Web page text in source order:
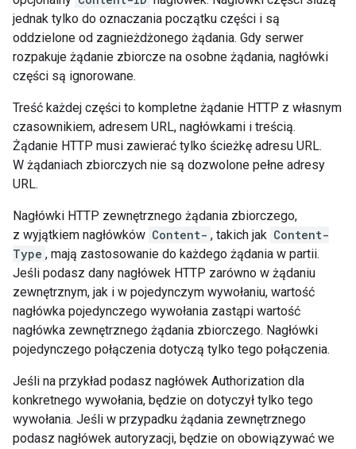
jednak tylko do oznaczania początku części i są
oddzielone od zagnieżdżonego żądania. Gdy serwer
rozpakuje żądanie zbiorcze na osobne żądania, nagłówki
części są ignorowane.
Treść każdej części to kompletne żądanie HTTP z własnym
czasownikiem, adresem URL, nagłówkami i treścią.
Żądanie HTTP musi zawierać tylko ścieżkę adresu URL.
W żądaniach zbiorczych nie są dozwolone pełne adresy
URL.
Nagłówki HTTP zewnętrznego żądania zbiorczego,
z wyjątkiem nagłówków Content- , takich jak Content-
Type , mają zastosowanie do każdego żądania w partii.
Jeśli podasz dany nagłówek HTTP zarówno w żądaniu
zewnętrznym, jak i w pojedynczym wywołaniu, wartość
nagłówka pojedynczego wywołania zastąpi wartość
nagłówka zewnętrznego żądania zbiorczego. Nagłówki
pojedynczego połączenia dotyczą tylko tego połączenia.
Jeśli na przykład podasz nagłówek Authorization dla
konkretnego wywołania, będzie on dotyczył tylko tego
wywołania. Jeśli w przypadku żądania zewnętrznego
podasz nagłówek autoryzacji, będzie on obowiązywać we